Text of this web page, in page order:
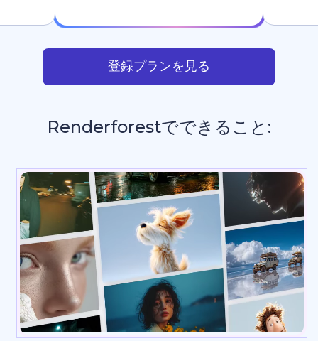
登録プランを見る
Renderforestでできること: